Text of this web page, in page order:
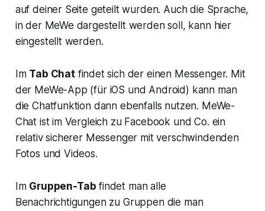
auf deiner Seite geteilt wurden. Auch die Sprache,
in der MeWe dargestellt werden soll, kann hier
eingestellt werden.
Im Tab Chatfindet sich der einen Messenger. Mit
der MeWe-App (für iOS und Android) kann man
die Chatfunktion dann ebenfalls nutzen. MeWe-
Chat ist im Vergleich zu Facebook und Co. ein
relativ sicherer Messenger mit verschwindenden
Fotos und Videos.
Im Gruppen-Tab findet man alle
Benachrichtigungen zu Gruppen die man